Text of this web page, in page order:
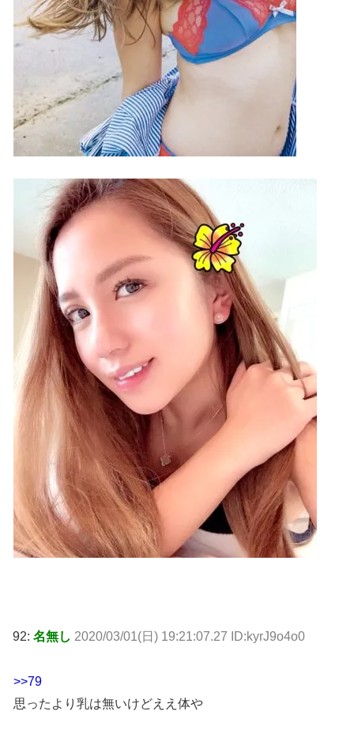
92: 名無し 2020/03/01(日) 19:21:07.27 ID:kyrJ9o4o0
>>79
思ったより乳は無いけどええ体や